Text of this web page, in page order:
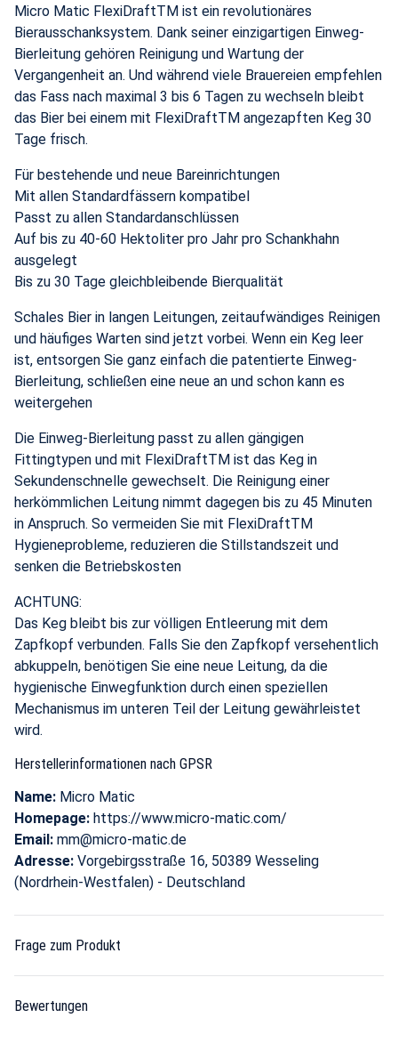
Micro Matic FlexiDraftTM ist ein revolutionäres
Bierausschanksystem. Dank seiner einzigartigen Einweg-
Bierleitung gehören Reinigung und Wartung der
Vergangenheit an. Und während viele Brauereien empfehlen
das Fass nach maximal 3 bis 6 Tagen zu wechseln bleibt
das Bier bei einem mit FlexiDraftTM angezapften Keg 30
Tage frisch.
Für bestehende und neue Bareinrichtungen
Mit allen Standardfässern kompatibel
Passt zu allen Standardanschlüssen
Auf bis zu 40-60 Hektoliter pro Jahr pro Schankhahn
ausgelegt
Bis zu 30 Tage gleichbleibende Bierqualität
Schales Bier in langen Leitungen, zeitaufwändiges Reinigen
und häufiges Warten sind jetzt vorbei. Wenn ein Keg leer
ist, entsorgen Sie ganz einfach die patentierte Einweg-
Bierleitung, schließen eine neue an und schon kann es
weitergehen
Die Einweg-Bierleitung passt zu allen gängigen
Fittingtypen und mit FlexiDraftTM ist das Keg in
Sekundenschnelle gewechselt. Die Reinigung einer
herkömmlichen Leitung nimmt dagegen bis zu 45 Minuten
in Anspruch. So vermeiden Sie mit FlexiDraftTM
Hygieneprobleme, reduzieren die Stillstandszeit und
senken die Betriebskosten
ACHTUNG:
Das Keg bleibt bis zur völligen Entleerung mit dem
Zapfkopf verbunden. Falls Sie den Zapfkopf versehentlich
abkuppeln, benötigen Sie eine neue Leitung, da die
hygienische Einwegfunktion durch einen speziellen
Mechanismus im unteren Teil der Leitung gewährleistet
wird.
Herstellerinformationen nach GPSR
Name: Micro Matic
Homepage: https://www.micro-matic.com/
Email: mm@micro-matic.de
Adresse: Vorgebirgsstraße 16, 50389 Wesseling
(Nordrhein-Westfalen) - Deutschland
Frage zum Produkt
Bewertungen